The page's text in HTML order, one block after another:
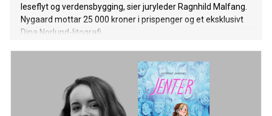
leseflyt og verdensbygging, sier juryleder Ragnhild Malfang.
Nygaard mottar 25 000 kroner i prispenger og et eksklusivt
Dina Norlund-litografi.